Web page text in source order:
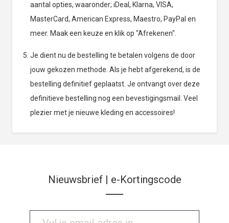
aantal opties, waaronder; iDeal, Klarna, VISA,
MasterCard, American Express, Maestro, PayPal en
meer. Maak een keuze en klik op "Afrekenen".
Je dient nu de bestelling te betalen volgens de door
jouw gekozen methode. Als je hebt afgerekend, is de
bestelling definitief geplaatst. Je ontvangt over deze
definitieve bestelling nog een bevestigingsmail. Veel
plezier met je nieuwe kleding en accessoires!
Nieuwsbrief | e-Kortingscode